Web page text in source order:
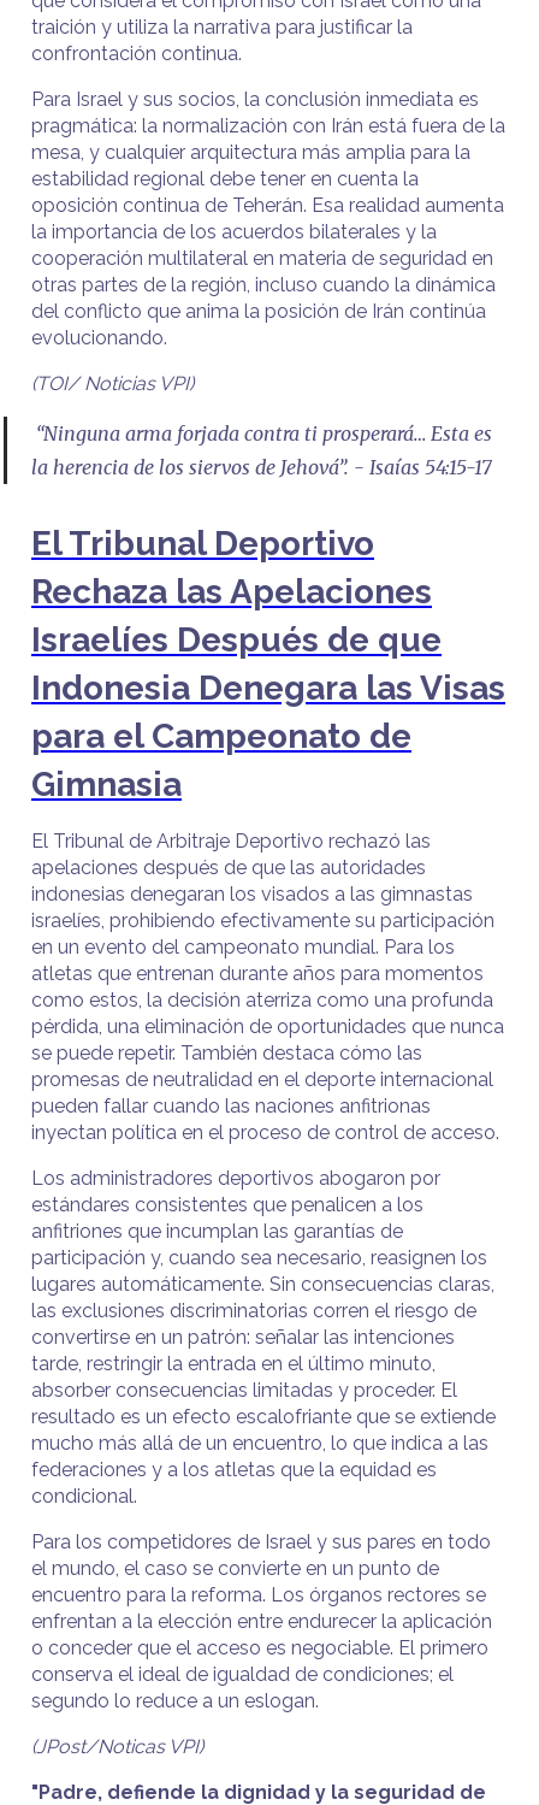
traición y utiliza la narrativa para justificar la
confrontación continua.
Para Israel y sus socios, la conclusión inmediata es
pragmática: la normalización con Irán está fuera de la
mesa, y cualquier arquitectura más amplia para la
estabilidad regional debe tener en cuenta la
oposición continua de Teherán. Esa realidad aumenta
la importancia de los acuerdos bilaterales y la
cooperación multilateral en materia de seguridad en
otras partes de la región, incluso cuando la dinámica
del conflicto que anima la posición de Irán continúa
evolucionando.
(TOI/ Noticias VPI)
“Ninguna arma forjada contra ti prosperará… Esta es
la herencia de los siervos de Jehová”. - Isaías 54:15-17
El Tribunal Deportivo
Rechaza las Apelaciones
Israelíes Después de que
Indonesia Denegara las Visas
para el Campeonato de
Gimnasia
El Tribunal de Arbitraje Deportivo rechazó las
apelaciones después de que las autoridades
indonesias denegaran los visados a las gimnastas
israelíes, prohibiendo efectivamente su participación
en un evento del campeonato mundial. Para los
atletas que entrenan durante años para momentos
como estos, la decisión aterriza como una profunda
pérdida, una eliminación de oportunidades que nunca
se puede repetir. También destaca cómo las
promesas de neutralidad en el deporte internacional
pueden fallar cuando las naciones anfitrionas
inyectan política en el proceso de control de acceso.
Los administradores deportivos abogaron por
estándares consistentes que penalicen a los
anfitriones que incumplan las garantías de
participación y, cuando sea necesario, reasignen los
lugares automáticamente. Sin consecuencias claras,
las exclusiones discriminatorias corren el riesgo de
convertirse en un patrón: señalar las intenciones
tarde, restringir la entrada en el último minuto,
absorber consecuencias limitadas y proceder. El
resultado es un efecto escalofriante que se extiende
mucho más allá de un encuentro, lo que indica a las
federaciones y a los atletas que la equidad es
condicional.
Para los competidores de Israel y sus pares en todo
el mundo, el caso se convierte en un punto de
encuentro para la reforma. Los órganos rectores se
enfrentan a la elección entre endurecer la aplicación
o conceder que el acceso es negociable. El primero
conserva el ideal de igualdad de condiciones; el
segundo lo reduce a un eslogan.
(JPost/Noticas VPI)
"Padre, defiende la dignidad y la seguridad de